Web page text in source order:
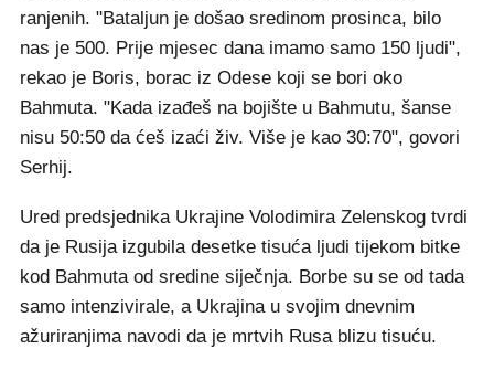
ranjenih. "Bataljun je došao sredinom prosinca, bilo
nas je 500. Prije mjesec dana imamo samo 150 ljudi",
rekao je Boris, borac iz Odese koji se bori oko
Bahmuta. "Kada izađeš na bojište u Bahmutu, šanse
nisu 50:50 da ćeš izaći živ. Više je kao 30:70", govori
Serhij.
Ured predsjednika Ukrajine Volodimira Zelenskog tvrdi
da je Rusija izgubila desetke tisuća ljudi tijekom bitke
kod Bahmuta od sredine siječnja. Borbe su se od tada
samo intenzivirale, a Ukrajina u svojim dnevnim
ažuriranjima navodi da je mrtvih Rusa blizu tisuću.